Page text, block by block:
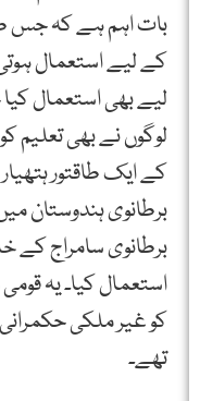
بات اہم ہے کہ جس
کے لیے استعمال
لیے بھی استعمال
لوگوں نے بھی تعلیم
کے ایک طاقتور
برطانوی ہندوستان
برطانوی سامراج کے
استعمال کیا۔ یہ
کو غیر ملکی
تھے۔